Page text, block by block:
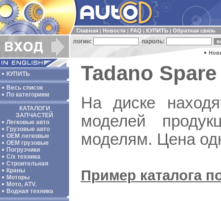
Главная Новости FAQ КУПИТЬ Обратная связь
логин: пароль:
КУПИТЬ
Весь список
По категориям
КАТАЛОГИ
ЗАПЧАСТЕЙ
Легковые авто
Грузовые авто
ОЕМ легковые
OEM грузовые
Погрузчики
С/х техника
Строительная
Краны
Моторы
Мото, ATV.
Водная техника
Tadano
На диске
моделей
моделям. Цена
Пример каталога